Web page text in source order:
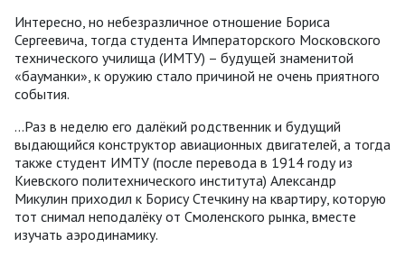
Интересно, но небезразличное отношение Бориса
Сергеевича, тогда студента Императорского Московского
технического училища (ИМТУ) – будущей знаменитой
«бауманки», к оружию стало причиной не очень приятного
события.
...Раз в неделю его далёкий родственник и будущий
выдающийся конструктор авиационных двигателей, а тогда
также студент ИМТУ (после перевода в 1914 году из
Киевского политехнического института) Александр
Микулин приходил к Борису Стечкину на квартиру, которую
тот снимал неподалёку от Смоленского рынка, вместе
изучать аэродинамику.